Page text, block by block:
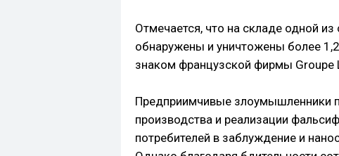
Отмечается, что на складе одной
обнаружены и уничтожены более
знаком французской фирмы Groupe
Предприимчивые злоумышленники
производства и реализации
потребителей в заблуждение и